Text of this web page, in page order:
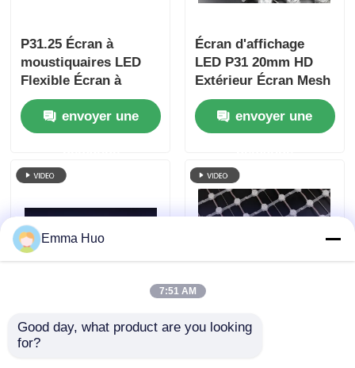
P31.25 Écran à
moustiquaires LED
Flexible Écran à
moustiquaires LED
Publicité Écran mural
à moustiquaires LED
envoyer une
Écran d'affichage
LED P31 20mm HD
Extérieur Écran Mesh
Vidéo Mur Écran
Extérieur Full Color
Thin Ledwall
Concert de Scène
envoyer une
Écran LED maillé
43W P83 RGB DC12V
P125 Custom Size
Outdoor LED Mesh
Emma Huo
7:51 AM
Good day, what product are you looking
for?